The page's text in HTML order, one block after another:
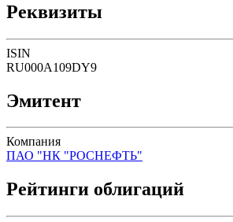
Реквизиты
ISIN
RU000A109DY9
Эмитент
Компания
ПАО "НК "РОСНЕФТЬ"
Рейтинги облигаций